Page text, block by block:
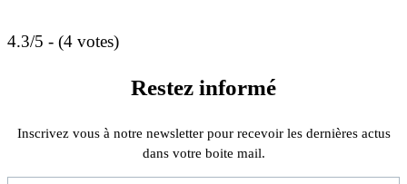
4.3/5 - (4 votes)
Restez informé
Inscrivez vous à notre newsletter pour recevoir les dernières actus
dans votre boite mail.